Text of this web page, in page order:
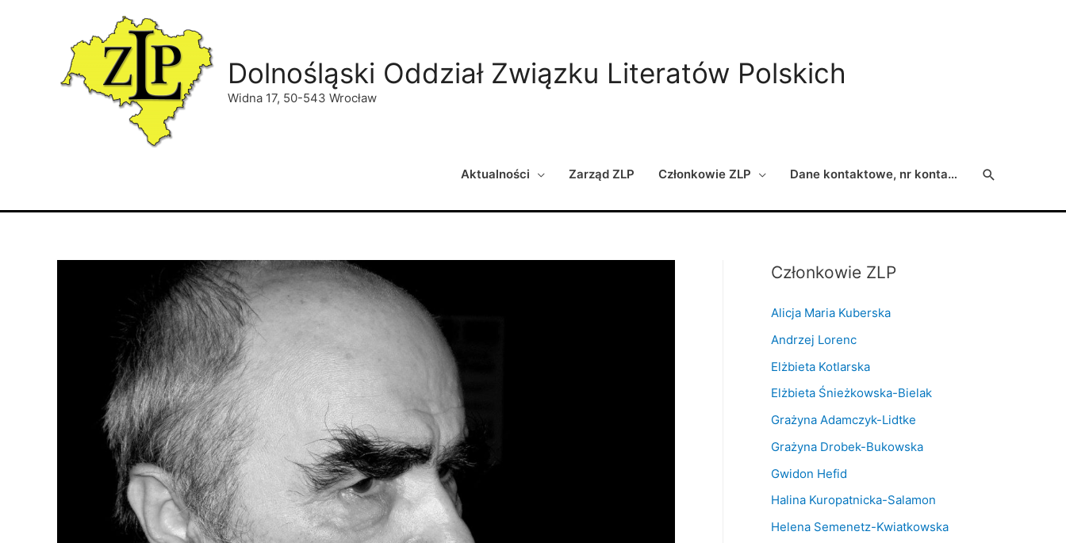
Dolnośląski Oddział Związku Literatów Polskich
Widna 17, 50-543 Wrocław
Aktualności Zarząd ZLP Członkowie ZLP Dane kontaktowe, nr konta… Search
Członkowie ZLP
Alicja Maria Kuberska
Andrzej Lorenc
Elżbieta Kotlarska
Elżbieta Śnieżkowska-Bielak
Grażyna Adamczyk-Lidtke
Grażyna Drobek-Bukowska
Gwidon Hefid
Halina Kuropatnicka-Salamon
Helena Semenetz-Kwiatkowska